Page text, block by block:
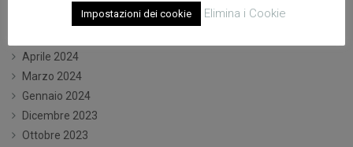
Giugno 2024
Aprile 2024
Marzo 2024
Gennaio 2024
Dicembre 2023
Ottobre 2023
Impostazioni dei cookie Elimina i Cookie